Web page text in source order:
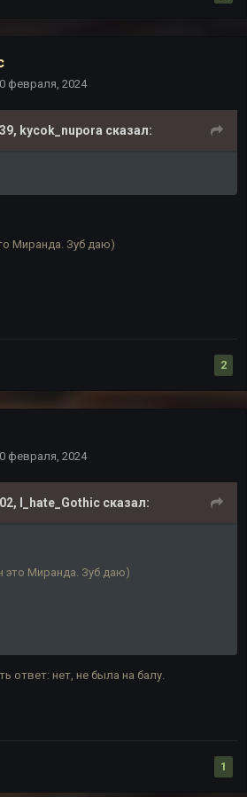
февраля, 2024
kycok_nupora сказал:
Миранда. Зуб даю)
2
февраля, 2024
I_hate_Gothic сказал:
это Миранда. Зуб даю)
ответ: нет, не была на балу.
1